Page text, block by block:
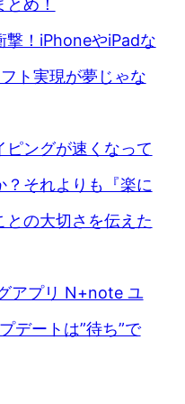
め！
撃！iPhoneやiPadな
ト実現が夢じゃな
ングが速くなって
？それよりも『楽に
との大切さを伝えた
アプリ N+note ユ
デートは”待ち”で